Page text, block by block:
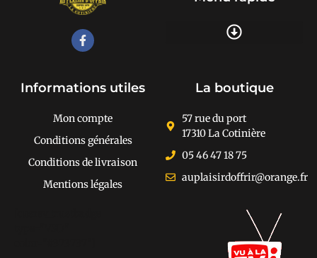
Informations utiles
Mon compte
Conditions générales
Conditions de livraison
Mentions légales
La boutique
57 rue du port
17310 La Cotinière
05 46 47 18 75
auplaisirdoffrir@orange.fr